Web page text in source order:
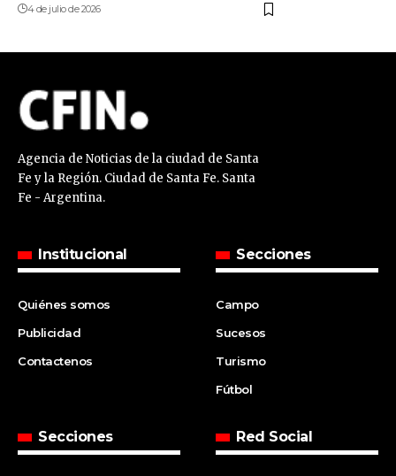
4 de julio de 2026
Agencia de Noticias de la ciudad de Santa
Fe y la Región. Ciudad de Santa Fe. Santa
Fe - Argentina.
Institucional
Quiénes somos
Publicidad
Contactenos
Secciones
Campo
Sucesos
Turismo
Fútbol
Secciones Red Social